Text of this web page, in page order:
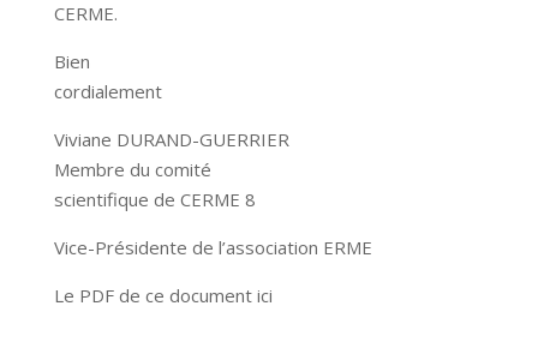
CERME.
Bien
cordialement
Viviane DURAND-GUERRIER
Membre du comité
scientifique de CERME 8
Vice-Présidente de l’association ERME
Le PDF de ce document ici